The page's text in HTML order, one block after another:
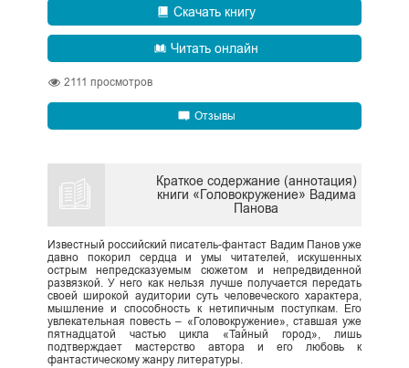
Скачать книгу
Читать онлайн
2111 просмотров
Отзывы
Краткое содержание (аннотация)
книги «Головокружение» Вадима
Панова
Известный российский писатель-фантаст Вадим Панов уже
давно покорил сердца и умы читателей, искушенных
острым непредсказуемым сюжетом и непредвиденной
развязкой. У него как нельзя лучше получается передать
своей широкой аудитории суть человеческого характера,
мышление и способность к нетипичным поступкам. Его
увлекательная повесть – «Головокружение», ставшая уже
пятнадцатой частью цикла «Тайный город», лишь
подтверждает мастерство автора и его любовь к
фантастическому жанру литературы.